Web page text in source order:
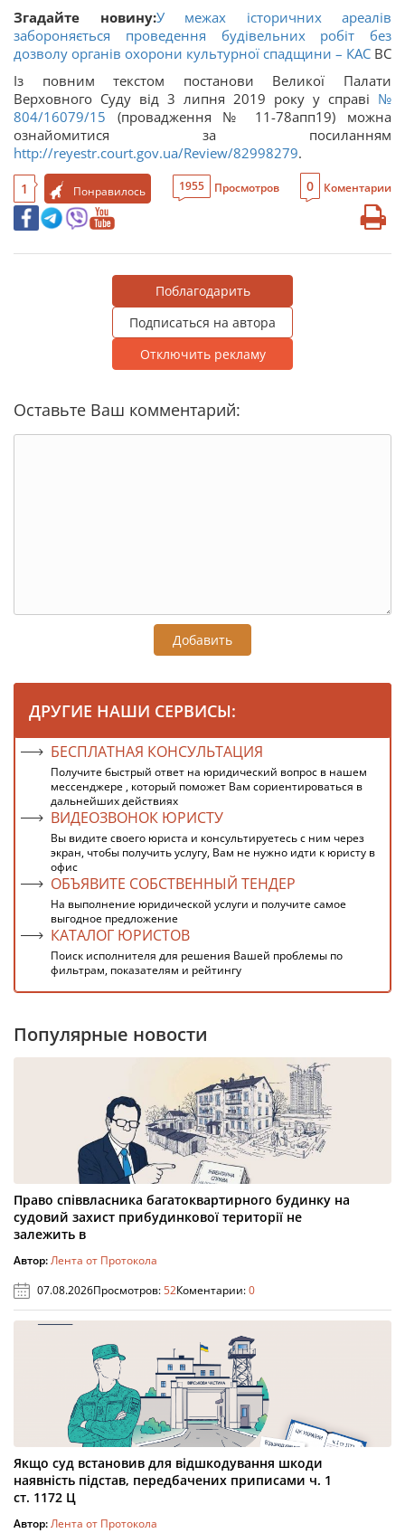
Згадайте новину:У межах історичних ареалів
забороняється проведення будівельних робіт без
дозволу органів охорони культурної спадщини – КАС ВС
Із повним текстом постанови Великої Палати
Верховного Суду від 3 липня 2019 року у справі №
804/16079/15 (провадження № 11-78апп19) можна
ознайомитися за посиланням
http://reyestr.court.gov.ua/Review/82998279.
1 Понравилось 1955 Просмотров 0 Коментарии
Поблагодарить
Подписаться на автора
Отключить рекламу
Оставьте Ваш комментарий:
Добавить
ДРУГИЕ НАШИ СЕРВИСЫ:
БЕСПЛАТНАЯ КОНСУЛЬТАЦИЯ
Получите быстрый ответ на юридический вопрос в нашем
мессенджере , который поможет Вам сориентироваться в
дальнейших действиях
ВИДЕОЗВОНОК ЮРИСТУ
Вы видите своего юриста и консультируетесь с ним через
экран, чтобы получить услугу, Вам не нужно идти к юристу в
офис
ОБЪЯВИТЕ СОБСТВЕННЫЙ ТЕНДЕР
На выполнение юридической услуги и получите самое
выгодное предложение
КАТАЛОГ ЮРИСТОВ
Поиск исполнителя для решения Вашей проблемы по
фильтрам, показателям и рейтингу
Популярные новости
Право співвласника багатоквартирного будинку на
судовий захист прибудинкової території не
залежить в
Автор:Лента от Протокола
07.08.2026Просмотров:52Коментарии:0
Якщо суд встановив для відшкодування шкоди
наявність підстав, передбачених приписами ч. 1
ст. 1172 Ц
Автор:Лента от Протокола